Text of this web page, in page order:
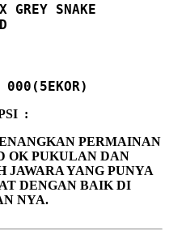
SNAKE
:
PERMAINAN
OK PUKULAN DAN
JAWARA YANG PUNYA
DENGAN BAIK DI
NYA.